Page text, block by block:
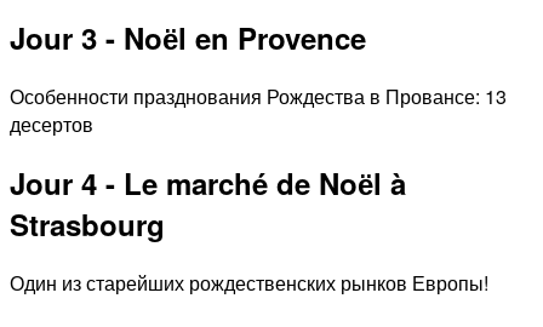
Jour 3 - Noёl en Provence
Особенности празднования Рождества в Провансе: 13
десертов
Jour 4 - Le marché de Noёl à
Strasbourg
Один из старейших рождественских рынков Европы!